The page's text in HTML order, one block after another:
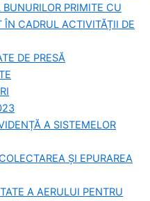
BUNURILOR PRIMITE CU
ÎN CADRUL ACTIVITĂȚII DE
DE PRESĂ
A SISTEMELOR
ȘI EPURAREA
A AERULUI PENTRU